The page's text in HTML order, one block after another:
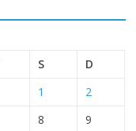
S D
1
2
8
9